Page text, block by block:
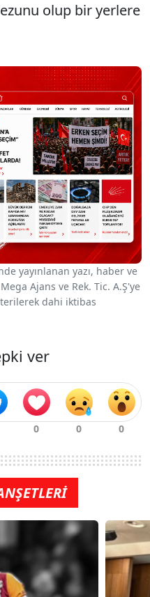
olup bir yerlere
yayınlanan yazı, haber ve
Ajans ve Rek. Tic. A.Ş'ye
dahi iktibas
ver